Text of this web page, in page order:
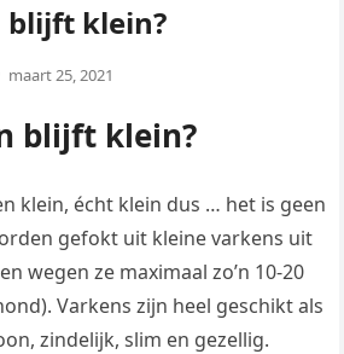
blijft klein?
maart 25, 2021
blijft klein?
klein, écht klein dus … het is geen
gefokt uit kleine varkens uit
wegen ze maximaal zo’n 10-20
Varkens zijn heel geschikt als
zindelijk, slim en gezellig.